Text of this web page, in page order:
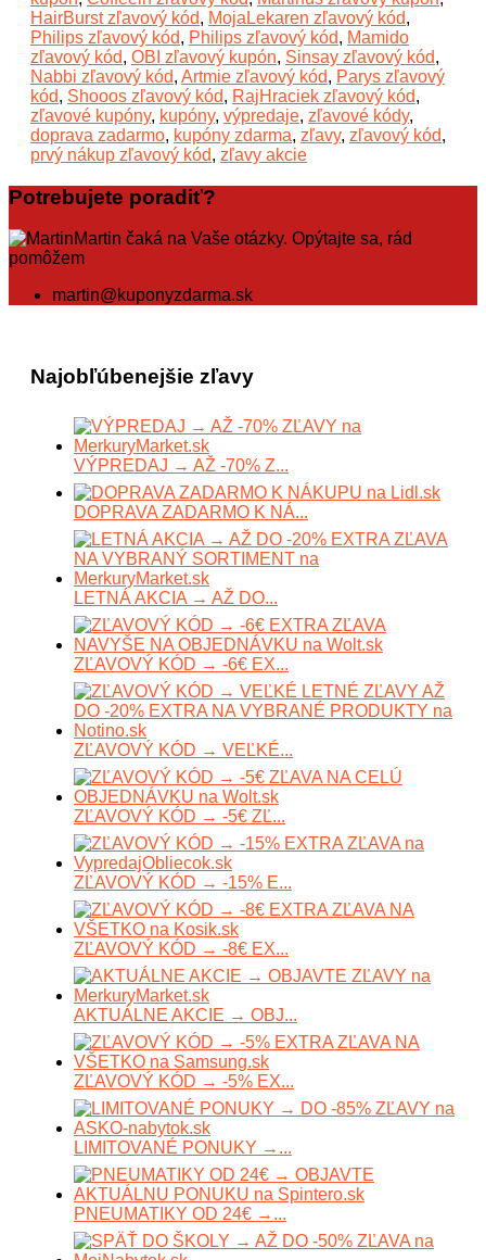
HairBurst zľavový kód, MojaLekaren zľavový kód,
Philips zľavový kód, Philips zľavový kód, Mamido
zľavový kód, OBI zľavový kupón, Sinsay zľavový kód,
Nabbi zľavový kód, Artmie zľavový kód, Parys zľavový
kód, Shooos zľavový kód, RajHraciek zľavový kód,
zľavové kupóny, kupóny, výpredaje, zľavové kódy,
doprava zadarmo, kupóny zdarma, zľavy, zľavový kód,
prvý nákup zľavový kód, zľavy akcie
Potrebujete poradiť?
Martin čaká na Vaše otázky. Opýtajte sa, rád
pomôžem
martin@kuponyzdarma.sk
Najobľúbenejšie zľavy
VÝPREDAJ → AŽ -70% Z...
DOPRAVA ZADARMO K NÁ...
LETNÁ AKCIA → AŽ DO...
ZĽAVOVÝ KÓD → -6€ EX...
ZĽAVOVÝ KÓD → VEĽKÉ...
ZĽAVOVÝ KÓD → -5€ ZĽ...
ZĽAVOVÝ KÓD → -15% E...
ZĽAVOVÝ KÓD → -8€ EX...
AKTUÁLNE AKCIE → OBJ...
ZĽAVOVÝ KÓD → -5% EX...
LIMITOVANÉ PONUKY →...
PNEUMATIKY OD 24€ →...